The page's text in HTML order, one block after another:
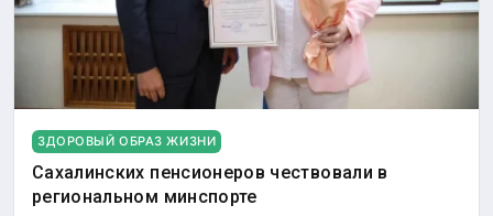
ЗДОРОВЫЙ ОБРАЗ ЖИЗНИ
Сахалинских пенсионеров чествовали в
региональном минспорте